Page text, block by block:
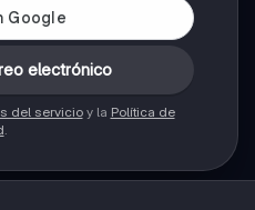
electrónico
del servicioy la Política de
.